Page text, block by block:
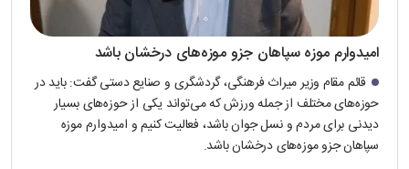
امیدوارم موزه سپاهان جزو موزه‌های درخشان باشد
قائم مقام وزیر میراث فرهنگی، گردشگری و صنایع دستی گفت: باید در
حوزه‌های مختلف از جمله ورزش که می‌تواند یکی از حوزه‌های بسیار
دیدنی برای مردم و نسل جوان باشد، فعالیت کنیم و امیدوارم موزه
سپاهان جزو موزه‌های درخشان باشد.